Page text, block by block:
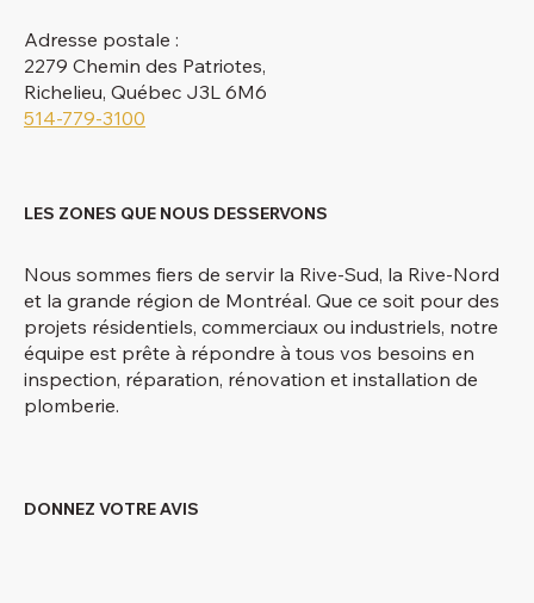
Adresse postale :
2279 Chemin des Patriotes,
Richelieu, Québec J3L 6M6
514-779-3100
LES ZONES QUE NOUS DESSERVONS
Nous sommes fiers de servir la Rive-Sud, la Rive-Nord
et la grande région de Montréal. Que ce soit pour des
projets résidentiels, commerciaux ou industriels, notre
équipe est prête à répondre à tous vos besoins en
inspection, réparation, rénovation et installation de
plomberie.
DONNEZ VOTRE AVIS